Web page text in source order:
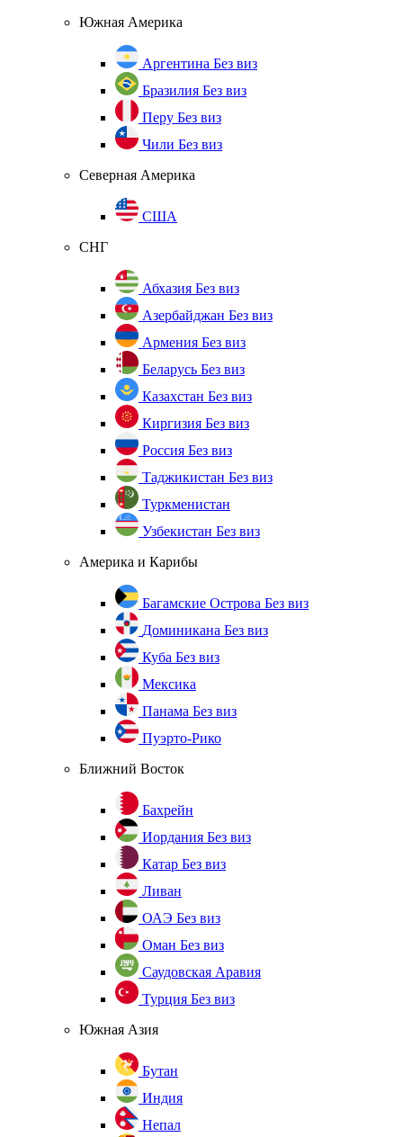
Южная Америка
Аргентина Без виз
Бразилия Без виз
Перу Без виз
Чили Без виз
Северная Америка
США
СНГ
Абхазия Без виз
Азербайджан Без виз
Армения Без виз
Беларусь Без виз
Казахстан Без виз
Киргизия Без виз
Россия Без виз
Таджикистан Без виз
Туркменистан
Узбекистан Без виз
Америка и Карибы
Багамские Острова Без виз
Доминикана Без виз
Куба Без виз
Мексика
Панама Без виз
Пуэрто-Рико
Ближний Восток
Бахрейн
Иордания Без виз
Катар Без виз
Ливан
ОАЭ Без виз
Оман Без виз
Саудовская Аравия
Турция Без виз
Южная Азия
Бутан
Индия
Непал